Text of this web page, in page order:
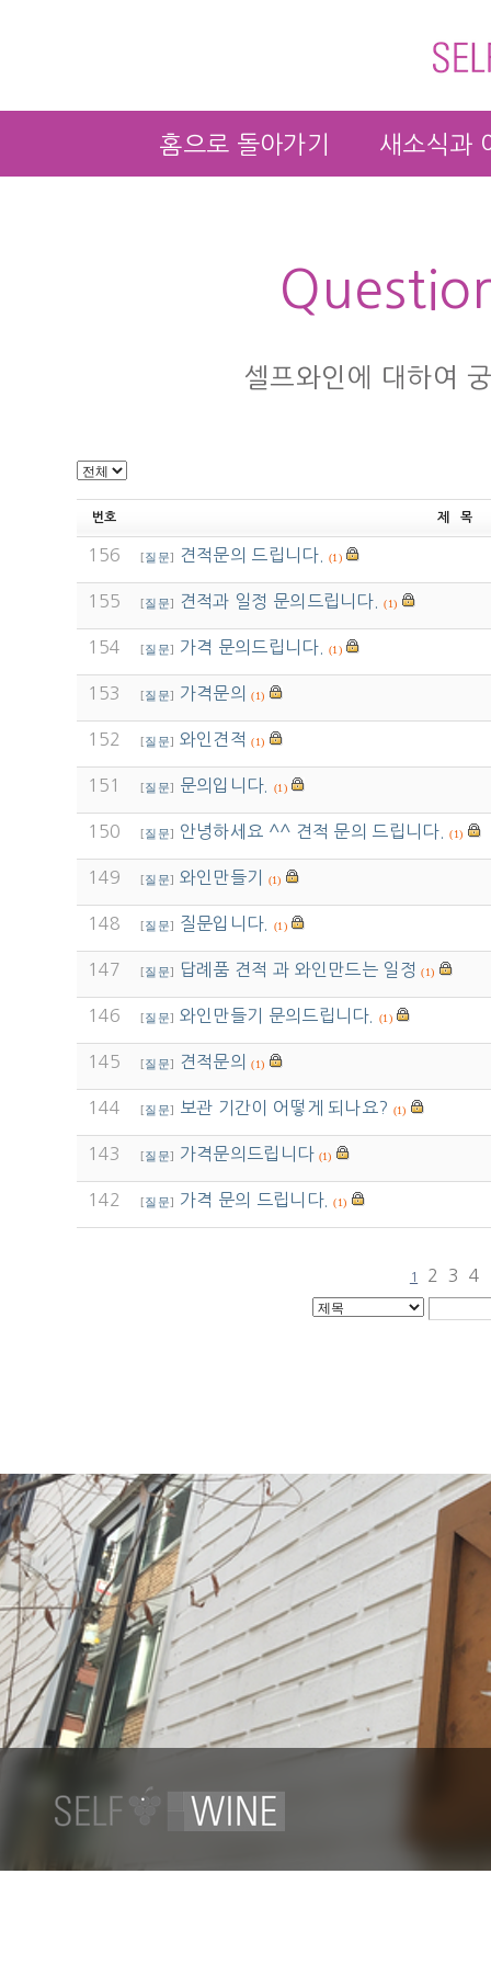
홈으로 돌아가기 새소식과
셀프와인에 대하여
번호 제 목
156 [질문] 견적문의 드립니다. (1)
155 [질문] 견적과 일정 문의드립니다. (1)
154 [질문] 가격 문의드립니다. (1)
153 [질문] 가격문의 (1)
152 [질문] 와인견적 (1)
151 [질문] 문의입니다. (1)
150 [질문] 안녕하세요 ^^ 견적 문의 드립니다. (1)
149 [질문] 와인만들기 (1)
148 [질문] 질문입니다. (1)
147 [질문] 답례품 견적 과 와인만드는 일정 (1)
146 [질문] 와인만들기 문의드립니다. (1)
145 [질문] 견적문의 (1)
144 [질문] 보관 기간이 어떻게 되나요? (1)
143 [질문] 가격문의드립니다 (1)
142 [질문] 가격 문의 드립니다. (1)
1 2 3 4